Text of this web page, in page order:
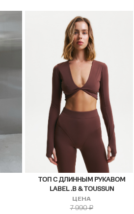
ТОП С ДЛИННЫМ РУКАВОМ
LABEL .B & TOUSSUN
ЦЕНА
7 990₽